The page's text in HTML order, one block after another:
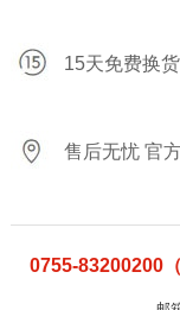
15天免费换货
售后无忧 官
0755-83200200